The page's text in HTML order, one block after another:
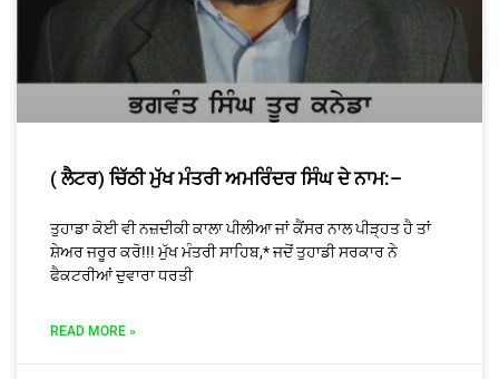
( ਲੈਟਰ) ਚਿੱਠੀ ਮੁੱਖ ਮੰਤਰੀ ਅਮਰਿੰਦਰ ਸਿੰਘ ਦੇ ਨਾਮ:–
ਤੁਹਾਡਾ ਕੋਈ ਵੀ ਨਜ਼ਦੀਕੀ ਕਾਲਾ ਪੀਲੀਆ ਜਾਂ ਕੈਂਸਰ ਨਾਲ ਪੀੜ੍ਹਤ ਹੈ ਤਾਂ
ਸ਼ੇਅਰ ਜਰੂਰ ਕਰੋ!!! ਮੁੱਖ ਮੰਤਰੀ ਸਾਹਿਬ,* ਜਦੋਂ ਤੁਹਾਡੀ ਸਰਕਾਰ ਨੇ
ਫੈਕਟਰੀਆਂ ਦੁਵਾਰਾ ਧਰਤੀ
READ MORE »